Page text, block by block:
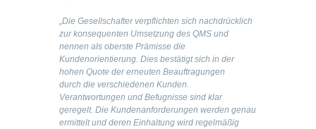
„Die Gesellschafter verpflichten sich nachdrücklich
zur konsequenten Umsetzung des QMS und
nennen als oberste Prämisse die
Kundenorientierung. Dies bestätigt sich in der
hohen Quote der erneuten Beauftragungen
durch die verschiedenen Kunden.
Verantwortungen und Befugnisse sind klar
geregelt. Die Kundenanforderungen werden genau
ermittelt und deren Einhaltung wird regelmäßig